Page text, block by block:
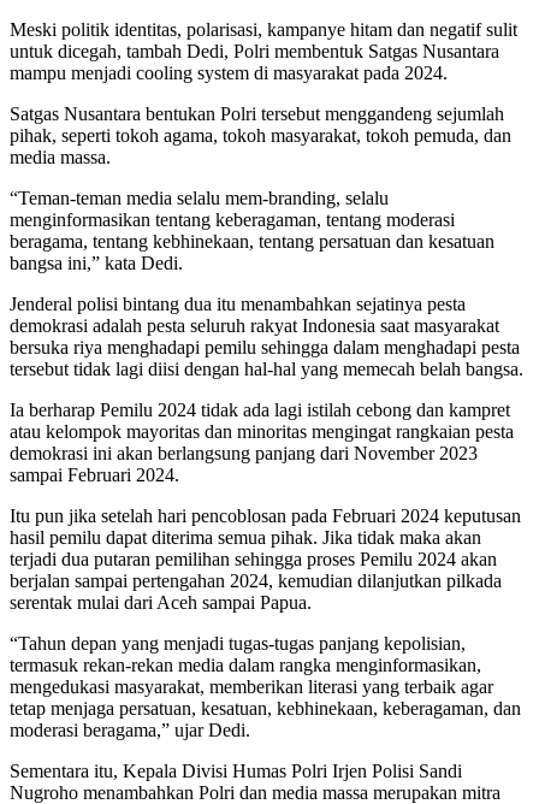
Meski politik identitas, polarisasi, kampanye hitam dan negatif sulit
untuk dicegah, tambah Dedi, Polri membentuk Satgas Nusantara
mampu menjadi cooling system di masyarakat pada 2024.
Satgas Nusantara bentukan Polri tersebut menggandeng sejumlah
pihak, seperti tokoh agama, tokoh masyarakat, tokoh pemuda, dan
media massa.
“Teman-teman media selalu mem-branding, selalu
menginformasikan tentang keberagaman, tentang moderasi
beragama, tentang kebhinekaan, tentang persatuan dan kesatuan
bangsa ini,” kata Dedi.
Jenderal polisi bintang dua itu menambahkan sejatinya pesta
demokrasi adalah pesta seluruh rakyat Indonesia saat masyarakat
bersuka riya menghadapi pemilu sehingga dalam menghadapi pesta
tersebut tidak lagi diisi dengan hal-hal yang memecah belah bangsa.
Ia berharap Pemilu 2024 tidak ada lagi istilah cebong dan kampret
atau kelompok mayoritas dan minoritas mengingat rangkaian pesta
demokrasi ini akan berlangsung panjang dari November 2023
sampai Februari 2024.
Itu pun jika setelah hari pencoblosan pada Februari 2024 keputusan
hasil pemilu dapat diterima semua pihak. Jika tidak maka akan
terjadi dua putaran pemilihan sehingga proses Pemilu 2024 akan
berjalan sampai pertengahan 2024, kemudian dilanjutkan pilkada
serentak mulai dari Aceh sampai Papua.
“Tahun depan yang menjadi tugas-tugas panjang kepolisian,
termasuk rekan-rekan media dalam rangka menginformasikan,
mengedukasi masyarakat, memberikan literasi yang terbaik agar
tetap menjaga persatuan, kesatuan, kebhinekaan, keberagaman, dan
moderasi beragama,” ujar Dedi.
Sementara itu, Kepala Divisi Humas Polri Irjen Polisi Sandi
Nugroho menambahkan Polri dan media massa merupakan mitra